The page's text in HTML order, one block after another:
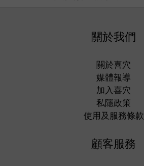
關於我們
關於喜穴
媒體報導
加入喜穴
私隱政策
使用及服務條款
顧客服務